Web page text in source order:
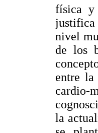
física y
justifica
nivel
de los
entre la
cardio-
la